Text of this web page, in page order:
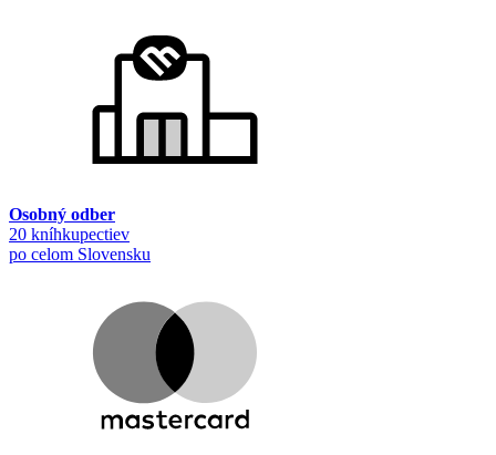
Osobný odber
20 kníhkupectiev
po celom Slovensku